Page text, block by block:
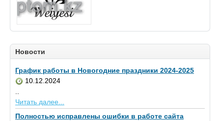
Новости
График работы в Новогодние праздники 2024-2025
10.12.2024
..
Читать далее...
Полностью исправлены ошибки в работе сайта